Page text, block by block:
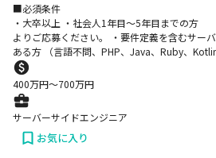
■必須条件
・大卒以上 ・社会人1年目～5年目までの
よりご応募ください。 ・要件定義を含むサー
ある方 （言語不問、PHP、Java、Ruby、
400万円〜700万円
サーバーサイドエンジニア
お気に入り